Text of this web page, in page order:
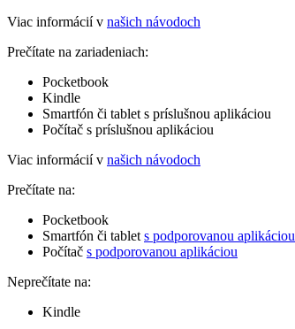
Viac informácií v našich návodoch
Prečítate na zariadeniach:
Pocketbook
Kindle
Smartfón či tablet s príslušnou aplikáciou
Počítač s príslušnou aplikáciou
Viac informácií v našich návodoch
Prečítate na:
Pocketbook
Smartfón či tablet s podporovanou aplikáciou
Počítač s podporovanou aplikáciou
Neprečítate na:
Kindle